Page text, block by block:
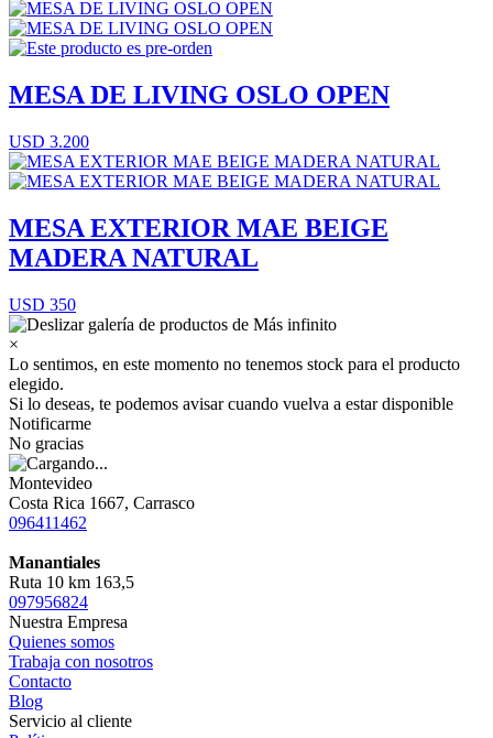
MESA DE LIVING OSLO OPEN
USD 3.200
MESA EXTERIOR MAE BEIGE
MADERA NATURAL
USD 350
×
Lo sentimos, en este momento no tenemos stock para el producto
elegido.
Si lo deseas, te podemos avisar cuando vuelva a estar disponible
Notificarme
No gracias
Montevideo
Costa Rica 1667, Carrasco
096411462
Manantiales
Ruta 10 km 163,5
097956824
Nuestra Empresa
Quienes somos
Trabaja con nosotros
Contacto
Blog
Servicio al cliente